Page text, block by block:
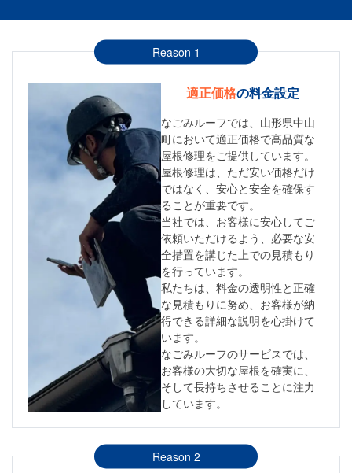
Reason 1
適正価格の料金設定
なごみルーフでは、山形県中山
町において適正価格で高品質な
屋根修理をご提供しています。
屋根修理は、ただ安い価格だけ
ではなく、安心と安全を確保す
ることが重要です。
当社では、お客様に安心してご
依頼いただけるよう、必要な安
全措置を講じた上での見積もり
を行っています。
私たちは、料金の透明性と正確
な見積もりに努め、お客様が納
得できる詳細な説明を心掛けて
います。
なごみルーフのサービスでは、
お客様の大切な屋根を確実に、
そして長持ちさせることに注力
しています。
Reason 2